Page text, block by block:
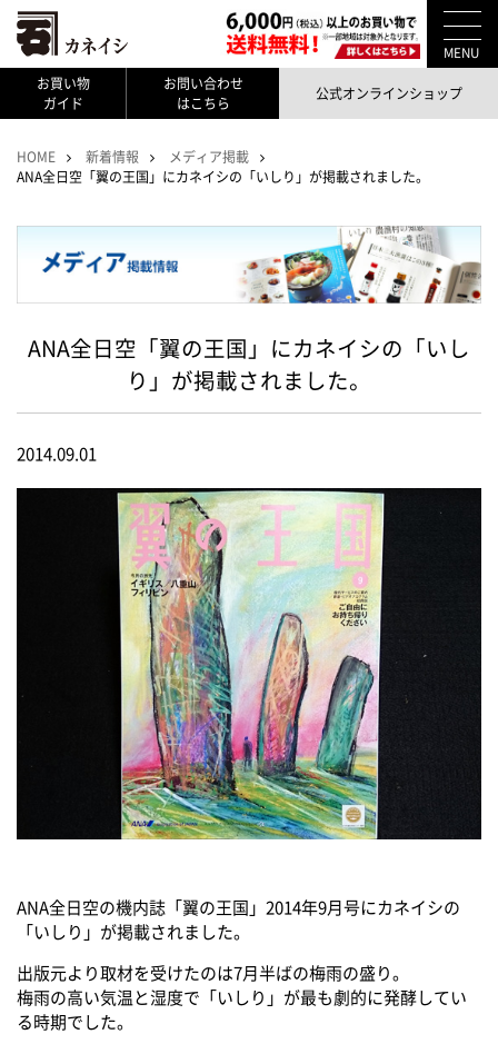
MENU
お買い物
ガイド
お問い合わせ
はこちら
公式オンラインショップ
HOME 新着情報
メディア掲載
ANA全日空「翼の王国」にカネイシの「いしり」が掲載されました。
ANA全日空「翼の王国」にカネイシの「いし
り」が掲載されました。
2014.09.01
ANA全日空の機内誌「翼の王国」2014年9月号にカネイシの
「いしり」が掲載されました。
出版元より取材を受けたのは7月半ばの梅雨の盛り。
梅雨の高い気温と湿度で「いしり」が最も劇的に発酵してい
る時期でした。